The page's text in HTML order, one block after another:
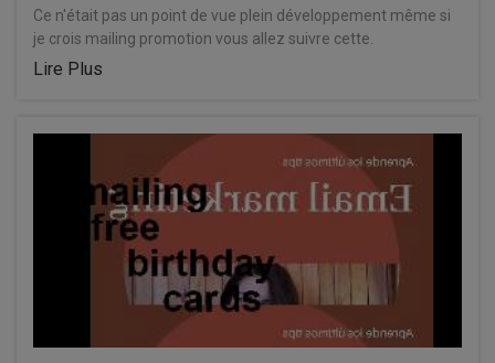
Ce n'était pas un point de vue plein développement même si
je crois mailing promotion vous allez suivre cette.
Lire Plus